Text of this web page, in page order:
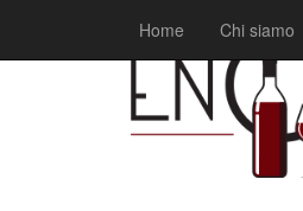
Home Chi siamo